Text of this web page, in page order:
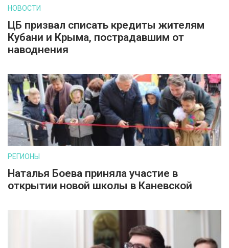
НОВОСТИ
ЦБ призвал списать кредиты жителям
Кубани и Крыма, пострадавшим от
наводнения
РЕГИОНЫ
Наталья Боева приняла участие в
открытии новой школы в Каневской